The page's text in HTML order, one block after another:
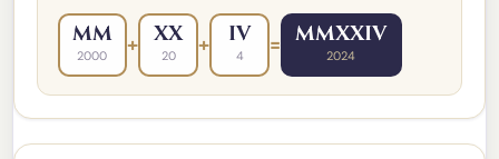
MM
2000 + XX
20 + IV
4 = MMXXIV
2024